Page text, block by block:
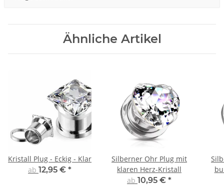
Ähnliche Artikel
Kristall Plug - Eckig - Klar
ab 12,95 € *
Silberner Ohr Plug mit
klaren Herz-Kristall
ab 10,95 € *